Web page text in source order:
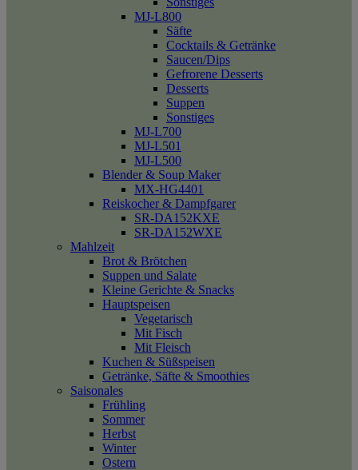
MJ-L800
Säfte
Cocktails & Getränke
Saucen/Dips
Gefrorene Desserts
Desserts
Suppen
Sonstiges
MJ-L700
MJ-L501
MJ-L500
Blender & Soup Maker
MX-HG4401
Reiskocher & Dampfgarer
SR-DA152KXE
SR-DA152WXE
Mahlzeit
Brot & Brötchen
Suppen und Salate
Kleine Gerichte & Snacks
Hauptspeisen
Vegetarisch
Mit Fisch
Mit Fleisch
Kuchen & Süßspeisen
Getränke, Säfte & Smoothies
Saisonales
Frühling
Sommer
Herbst
Winter
Ostern